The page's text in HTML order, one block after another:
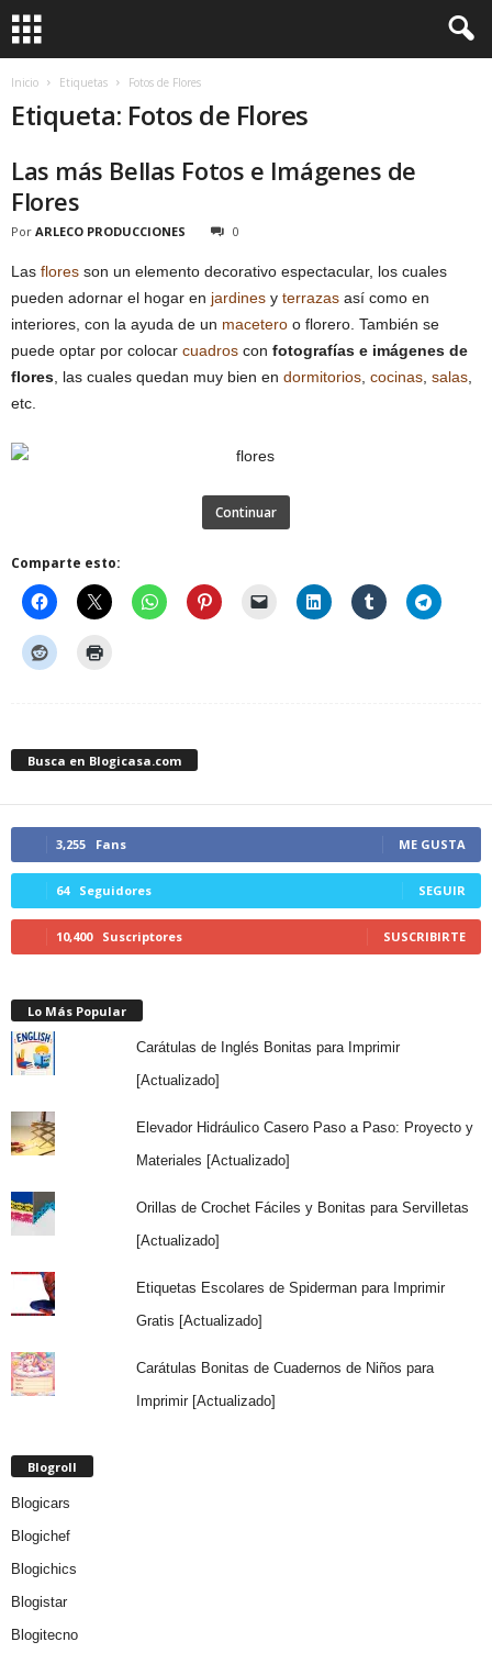
Inicio Etiquetas Fotos de Flores
Etiqueta: Fotos de Flores
Las más Bellas Fotos e Imágenes de
Flores
Por ARLECO PRODUCCIONES 0
Las flores son un elemento decorativo espectacular, los cuales
pueden adornar el hogar en jardines y terrazas así como en
interiores, con la ayuda de un macetero o florero. También se
puede optar por colocar cuadros con fotografías e imágenes de
flores , las cuales quedan muy bien en dormitorios cocinas salas
etc.
Continuar
Comparte esto:
Busca en Blogicasa.com
3,255 Fans ME GUSTA
64 Seguidores SEGUIR
10,400 Suscriptores SUSCRIBIRTE
Lo Más Popular
Carátulas de Inglés Bonitas para Imprimir
[Actualizado]
Elevador Hidráulico Casero Paso a Paso: Proyecto y
Materiales [Actualizado]
Orillas de Crochet Fáciles y Bonitas para Servilletas
[Actualizado]
Etiquetas Escolares de Spiderman para Imprimir
Gratis [Actualizado]
Carátulas Bonitas de Cuadernos de Niños para
Imprimir [Actualizado]
Blogroll
Blogicars
Blogichef
Blogichics
Blogistar
Blogitecno